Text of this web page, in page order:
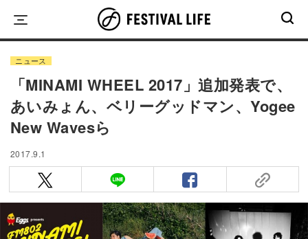
content
ニュース
「MINAMI WHEEL 2017」追加発表で、
あいみょん、ベリーグッドマン、Yogee
New Wavesら
2017.9.1